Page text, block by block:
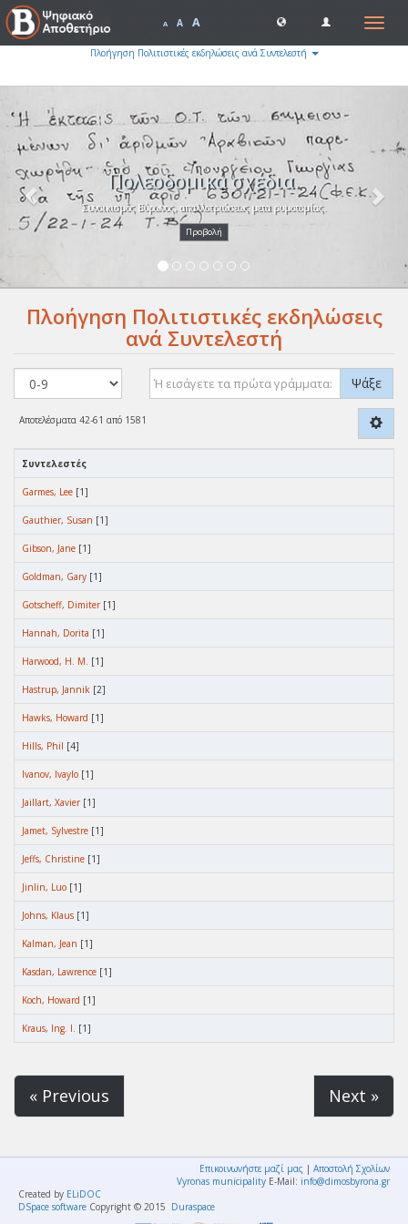
Toggle
A A A
Πλοήγηση Πολιτιστικές εκδηλώσεις ανά Συντελεστή
Πολεοδομικά σχέδια.
Συνοικισμός Βύρωνος, απαλλοτριώσεως μετα ρυμοτομίας.
Προβολή
Πλοήγηση Πολιτιστικές εκδηλώσεις
ανά Συντελεστή
Ψάξε
Αποτελέσματα 42-61 από 1581
Συντελεστές
Garmes, Lee [1]
Gauthier, Susan [1]
Gibson, Jane [1]
Goldman, Gary [1]
Gotscheff, Dimiter[1]
Hannah, Dorita [1]
Harwood, H. M. [1]
Hastrup, Jannik [2]
Hawks, Howard [1]
Hills, Phil [4]
Ivanov, Ivaylo [1]
Jaillart, Xavier[1]
Jamet, Sylvestre [1]
Jeffs, Christine [1]
Jinlin, Luo [1]
Johns, Klaus [1]
Kalman, Jean [1]
Kasdan, Lawrence [1]
Koch, Howard [1]
Kraus, Ing. I. [1]
« Previous Next »
Επικοινωνήστε μαζί μας | Αποστολή Σχολίων
Vyronas municipality E-Mail: info@dimosbyrona.gr
Created by ELiDOC
DSpace software Copyright © 2015 Duraspace